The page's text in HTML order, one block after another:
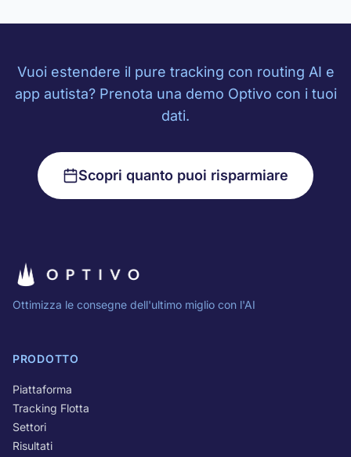
Vuoi estendere il pure tracking con routing AI e
app autista? Prenota una demo Optivo con i tuoi
dati.
Scopri quanto puoi risparmiare
Ottimizza le consegne dell'ultimo miglio con l'AI
PRODOTTO
Piattaforma
Tracking Flotta
Settori
Risultati